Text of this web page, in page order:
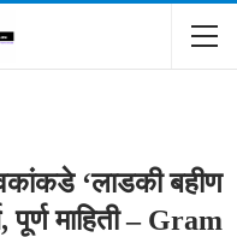
‘लाडकी बहीण
माहिती – Gram